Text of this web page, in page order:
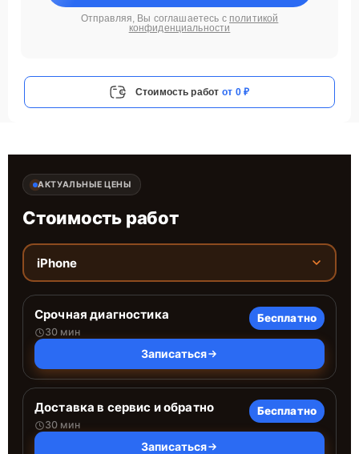
Отправляя, Вы соглашаетесь с политикой
конфиденциальности
Стоимость работ от 0 ₽
АКТУАЛЬНЫЕ ЦЕНЫ
Стоимость работ
iPhone
Срочная диагностика
30 мин
Бесплатно
Записаться
Доставка в сервис и обратно
30 мин
Бесплатно
Записаться